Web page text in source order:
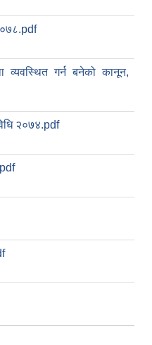
व्यवस्थित गर्न बनेको कानून,
२०७४.pdf